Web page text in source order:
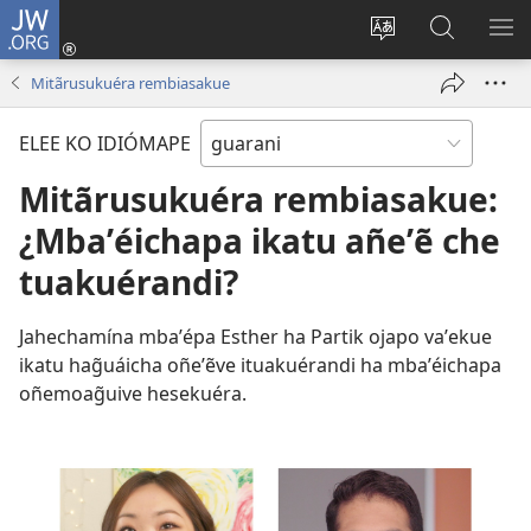
JW.ORG
Ekambia
idiómape
Emoñepyrũ
ne
una
ventana)
Eheka
JW.ORG
Mitãrusukuéra rembiasakue
ELEE KO IDIÓMAPE
Mitãrusukuéra rembiasakue:
¿Mbaʼéichapa ikatu añeʼẽ che
tuakuérandi?
Jahechamína mbaʼépa Esther ha Partik ojapo vaʼekue
ikatu hag̃uáicha oñeʼẽve ituakuérandi ha mbaʼéichapa
oñemoag̃uive hesekuéra.